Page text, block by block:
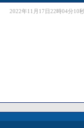
2022年11月17日22時04分10